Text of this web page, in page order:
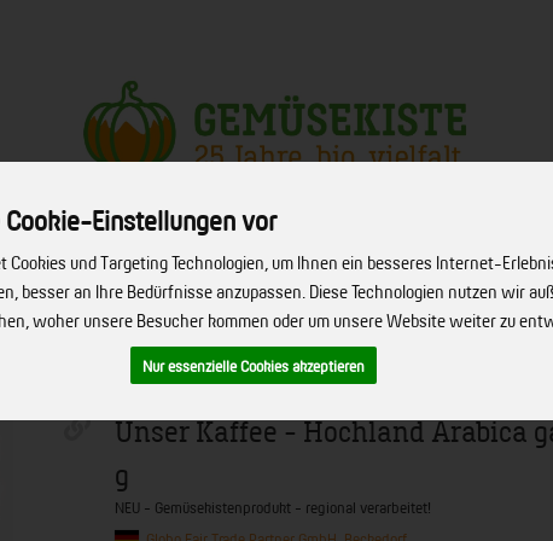
Cookie-Einstellungen vor
Cookies und Targeting Technologien, um Ihnen ein besseres Internet-
besser an Ihre Bedürfnisse anzupassen. Diese Technologien nutzen wir
woher unsere Besucher kommen oder um unsere Website weiter zu
Nur essenzielle Cookies akzeptieren
Produkt
FIRMENSERVICE REZEPTE BIO-HÖFE ÜBER UNS
Unser Kaffee - Hochland Arabica
g
NEU - Gemüsekistenprodukt - regional verarbeitet!